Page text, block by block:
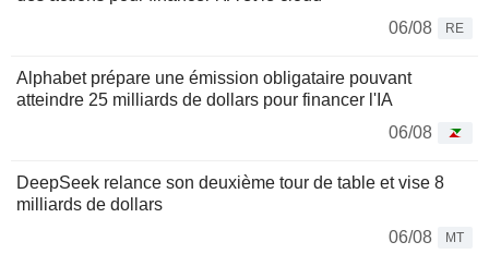
06/08
RE
Alphabet prépare une émission obligataire pouvant
atteindre 25 milliards de dollars pour financer l'IA
06/08
DeepSeek relance son deuxième tour de table et vise 8
milliards de dollars
06/08
MT